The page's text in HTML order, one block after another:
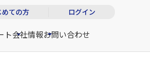
めての方 ログイン
ト会社情報お問い合わせ